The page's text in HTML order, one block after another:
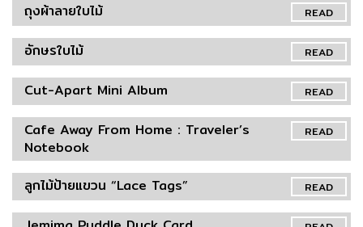
READ
ถุงผ้าลายใบไม้
READ
อักษรใบไม้
READ
Cut-Apart Mini Album
READ
Cafe Away From Home : Traveler’s
Notebook
READ
ลูกไม้ป้ายแขวน “Lace Tags”